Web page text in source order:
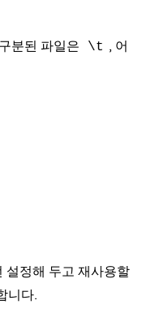
분된 파일은 \t , 어
설정해 두고 재사용할
니다.